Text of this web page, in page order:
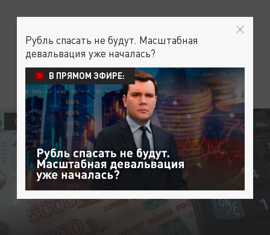
ОБЩЕСТВО
Рубль спасать не будут. Масштабная
девальвация уже началась?
В ПРЯМОМ ЭФИРЕ: